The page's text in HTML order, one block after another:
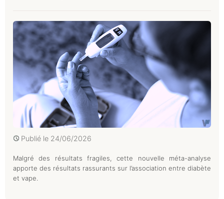
Publié le 24/06/2026
Malgré des résultats fragiles, cette nouvelle méta-analyse
apporte des résultats rassurants sur l’association entre diabète
et vape.